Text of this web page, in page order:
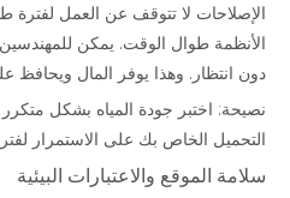
الإصلاحات لا تتوقف عن العمل لفترة
الأنظمة طوال الوقت. يمكن للمهندسين
دون انتظار. وهذا يوفر المال ويحافظ
نصيحة: اختبر جودة المياه بشكل
التحميل الخاص بك على الاستمرار
سلامة الموقع والاعتبارات البيئية